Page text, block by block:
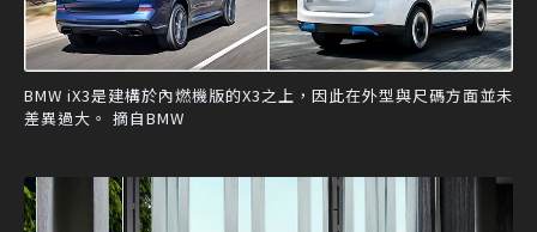
BMW iX3是建構於內燃機版的X3之上，因此在外型與尺碼方面並未
差異過大。 摘自BMW